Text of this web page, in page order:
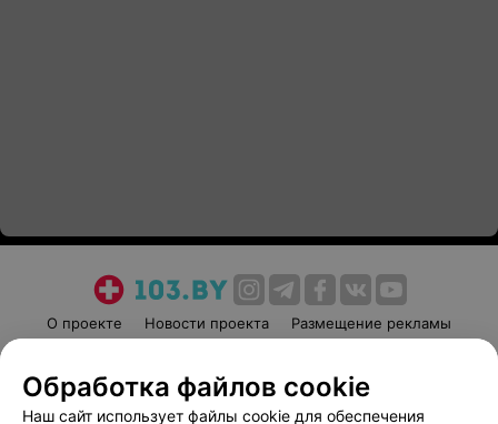
О проекте Новости проекта
Размещение рекламы
Пользовательское соглашение
Способы оплаты
Вакансии
Партнеры
Обработка файлов cookie
Наш сайт использует файлы cookie для обеспечения